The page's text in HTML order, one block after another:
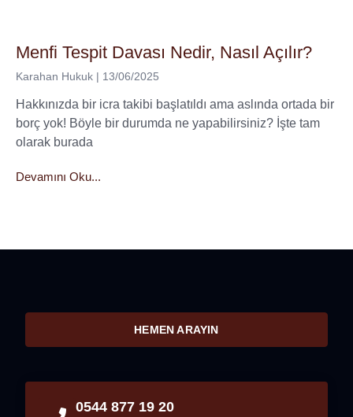
Menfi Tespit Davası Nedir, Nasıl Açılır?
Karahan Hukuk 13/06/2025
Hakkınızda bir icra takibi başlatıldı ama aslında ortada bir
borç yok! Böyle bir durumda ne yapabilirsiniz? İşte tam
olarak burada
Devamını Oku...
HEMEN ARAYIN
0544 877 19 20